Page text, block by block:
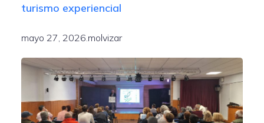
turismo experiencial
mayo 27, 2026.molvizar